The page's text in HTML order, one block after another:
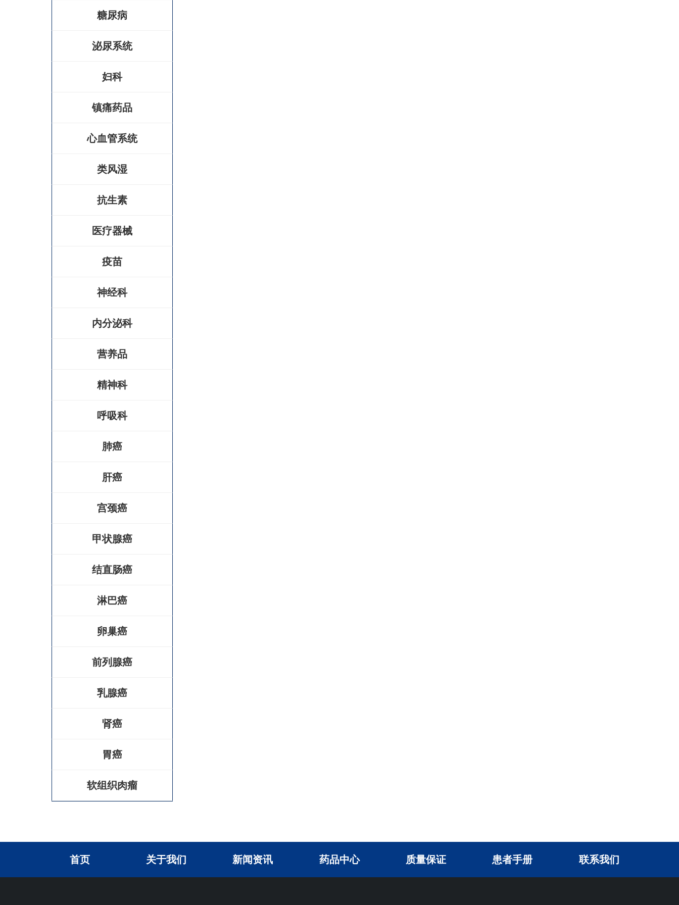
糖尿病
泌尿系统
妇科
镇痛药品
心血管系统
类风湿
抗生素
医疗器械
疫苗
神经科
内分泌科
营养品
精神科
呼吸科
肺癌
肝癌
宫颈癌
甲状腺癌
结直肠癌
淋巴癌
卵巢癌
前列腺癌
乳腺癌
肾癌
胃癌
软组织肉瘤
首页 关于我们 新闻资讯 药品中心 质量保证 患者手册 联系我们